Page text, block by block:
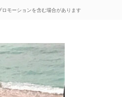
ロモーションを含む場合があります